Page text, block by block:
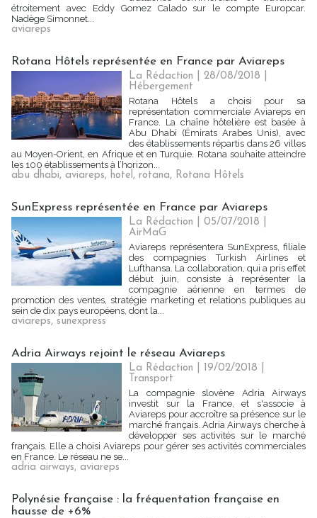
étroitement avec Eddy Gomez Calado sur le compte Europcar.
Nadège Simonnet...
aviareps
Rotana Hôtels représentée en France par Aviareps
La Rédaction | 28/08/2018
Hébergement
Rotana Hôtels a choisi pour sa
représentation commerciale Aviareps en
France. La chaîne hôtelière est basée à
Abu Dhabi (Émirats Arabes Unis), avec
des établissements répartis dans 26 villes
au Moyen-Orient, en Afrique et en Turquie. Rotana souhaite atteindre
les 100 établissements à l’horizon...
abu dhabi, aviareps, hotel, rotana, Rotana Hôtels
SunExpress représentée en France par Aviareps
La Rédaction | 05/07/2018
AirMaG
Aviareps représentera SunExpress, filiale
des compagnies Turkish Airlines et
Lufthansa. La collaboration, qui a pris effet
début juin, consiste à représenter la
compagnie aérienne en termes de
promotion des ventes, stratégie marketing et relations publiques au
sein de dix pays européens, dont la...
aviareps, sunexpress
Adria Airways rejoint le réseau Aviareps
La Rédaction | 19/02/2018
Transport
La compagnie slovène Adria Airways
investit sur la France, et s'associe à
Aviareps pour accroître sa présence sur le
marché français. Adria Airways cherche à
développer ses activités sur le marché
français. Elle a choisi Aviareps pour gérer ses activités commerciales
en France. Le réseau ne se...
adria airways, aviareps
Polynésie française : la fréquentation française en
hausse de +6%